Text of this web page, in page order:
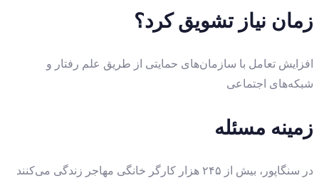
زمان نیاز تشویق کرد؟
افزایش تعامل با سازمان‌های حمایتی از طریق علم رفتار و
شبکه‌های اجتماعی
زمینه مسئله
در سنگاپور، بیش از ۲۴۵ هزار کارگر خانگی مهاجر زندگی می‌کنند